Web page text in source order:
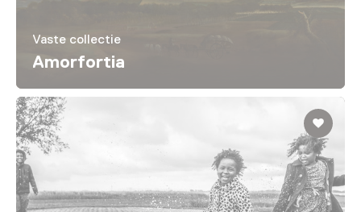
Vaste collectie
Amorfortia